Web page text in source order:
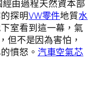
經由過程天然資本部
探明VW零件地質水
室看到這一幕，氣
但不是因為害怕，
憤怒。 汽車空氣芯